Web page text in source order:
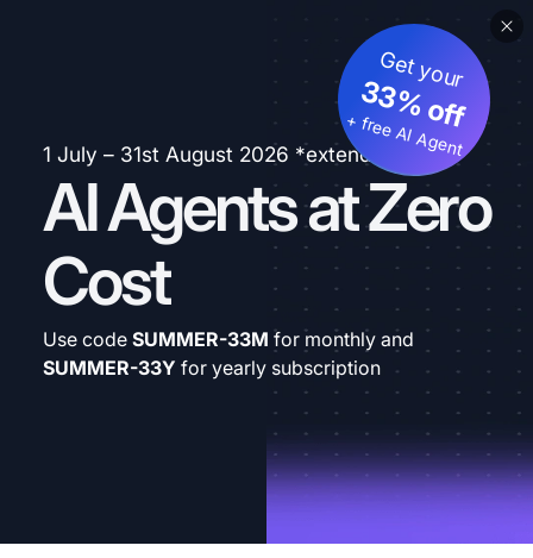
1 July – 31st August 2026 *extended
AI Agents at Zero
Cost
Get your
33% off
+ free AI Agent
Use code SUMMER-33M for monthly and
SUMMER-33Y for yearly subscription